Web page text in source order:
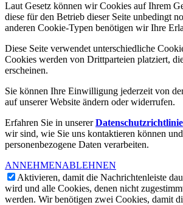
Laut Gesetz können wir Cookies auf Ihrem
diese für den Betrieb dieser Seite unbedingt
anderen Cookie-Typen benötigen wir Ihre
Diese Seite verwendet unterschiedliche
Cookies werden von Drittparteien platziert,
erscheinen.
Sie können Ihre Einwilligung jederzeit von
auf unserer Website ändern oder widerrufen.
Erfahren Sie in unsererDatenschutzrichtlinie
wir sind, wie Sie uns kontaktieren können
personenbezogene Daten verarbeiten.
ANNEHMENABLEHNEN
Aktivieren, damit die Nachrichtenleiste
wird und alle Cookies, denen nicht
werden. Wir benötigen zwei Cookies, damit